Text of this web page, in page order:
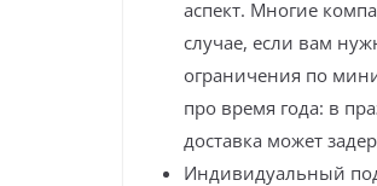
аспект. Многие
случае, если вам
ограничения по
про время года: в
доставка может
Индивидуальный